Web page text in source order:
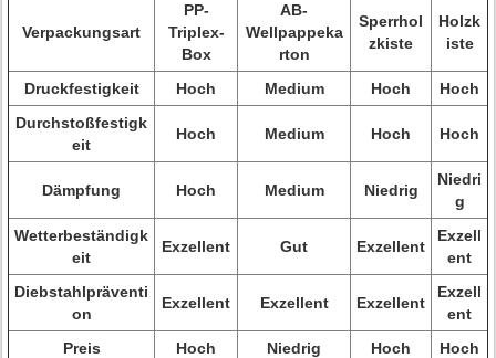
Verpackungsart
PP-
Triplex-
Box
AB-
Wellpappeka
rton
Sperrhol
zkiste
Holzk
iste
Druckfestigkeit Hoch Medium Hoch
Hoch
Durchstoßfestigk
eit
Hoch Medium Hoch Hoch
Dämpfung Hoch Medium Niedrig
Niedri
g
Wetterbeständigk
eit
Exzellent Gut Exzellent
Exzell
ent
Diebstahlpräventi
on
Exzellent Exzellent Exzellent
Exzell
ent
Preis
Hoch Niedrig Hoch Hoch